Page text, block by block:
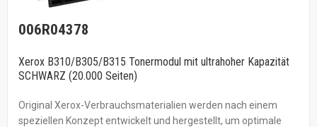
006R04378
Xerox B310/B305/B315 Tonermodul mit ultrahoher Kapazität
SCHWARZ (20.000 Seiten)
Original Xerox-Verbrauchsmaterialien werden nach einem
speziellen Konzept entwickelt und hergestellt, um optimale